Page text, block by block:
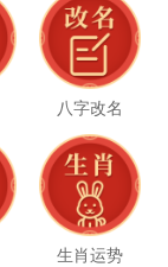
八字改名
生肖运势